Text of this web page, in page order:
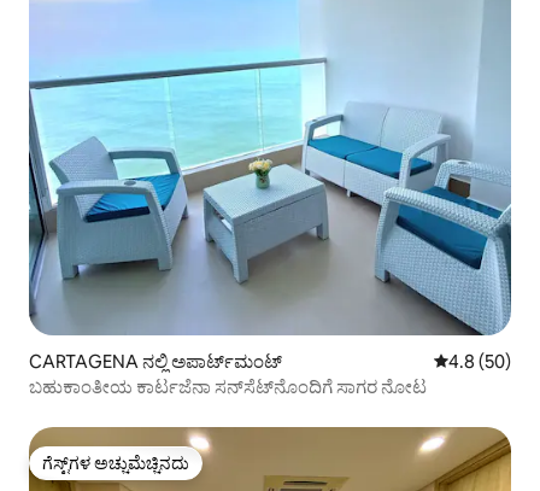
CARTAGENA ನಲ್ಲಿ ಅಪಾರ್ಟ್‌ಮಂಟ್ 5 ರಲ್ಲಿ 4.8
4.8 (50)
ಬಹುಕಾಂತೀಯ ಕಾರ್ಟಜೆನಾ ಸನ್‌ಸೆಟ್‌ನೊಂದಿಗೆ ಸಾಗರ ನೋಟ
ಗೆಸ್ಟ್‌ಗಳ ಅಚ್ಚುಮೆಚ್ಚಿನದು
ಗೆಸ್ಟ್‌ಗಳ ಅಚ್ಚುಮೆಚ್ಚಿನದು